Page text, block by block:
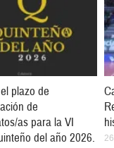
plazo de
de
as para la VI
del año 2026.